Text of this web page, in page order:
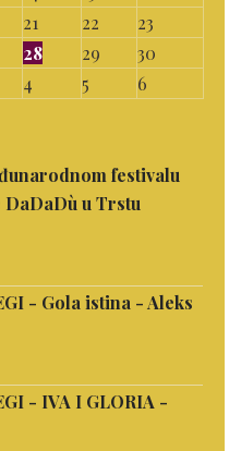
21 22
23
28 29
30
4 5 6
festivalu
u Trstu
- Gola istina - Aleks
- IVA I GLORIA -